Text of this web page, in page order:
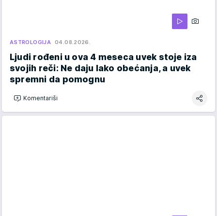
ASTROLOGIJA 04.08.2026.
Ljudi rođeni u ova 4 meseca uvek stoje iza
svojih reči: Ne daju lako obećanja, a uvek
spremni da pomognu
Komentariši